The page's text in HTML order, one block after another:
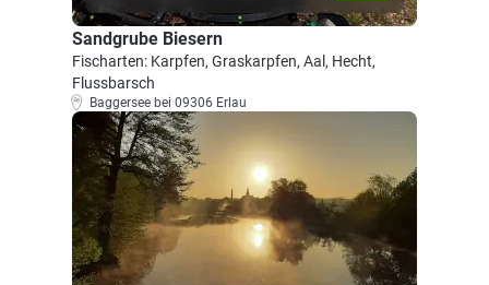
Sandgrube Biesern
Fischarten: Karpfen, Graskarpfen, Aal, Hecht,
Flussbarsch
Baggersee bei 09306 Erlau